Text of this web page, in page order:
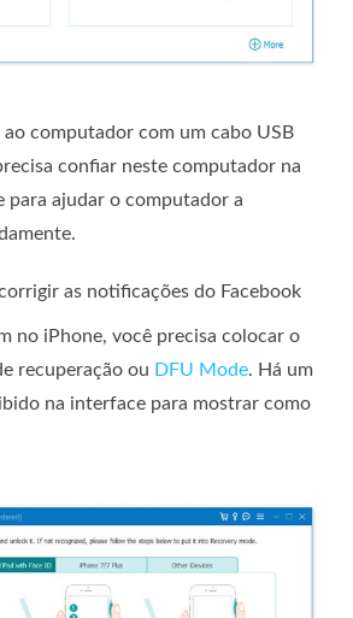
computador com um cabo USB
confiar neste computador na
para ajudar o computador a
as notificações do Facebook
no iPhone, você precisa colocar o
recuperação ou DFU Mode. Há um
na interface para mostrar como